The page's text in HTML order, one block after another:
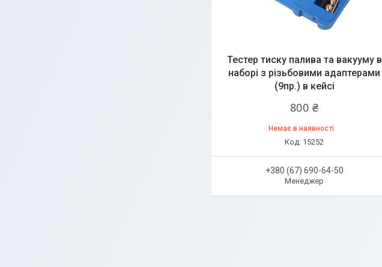
Тестер тиску палива та вакууму в
наборі з різьбовими адаптерами
(9пр.) в кейсі
800 ₴
Немає в наявності
15252
+380 (67) 690-64-50
Менеджер